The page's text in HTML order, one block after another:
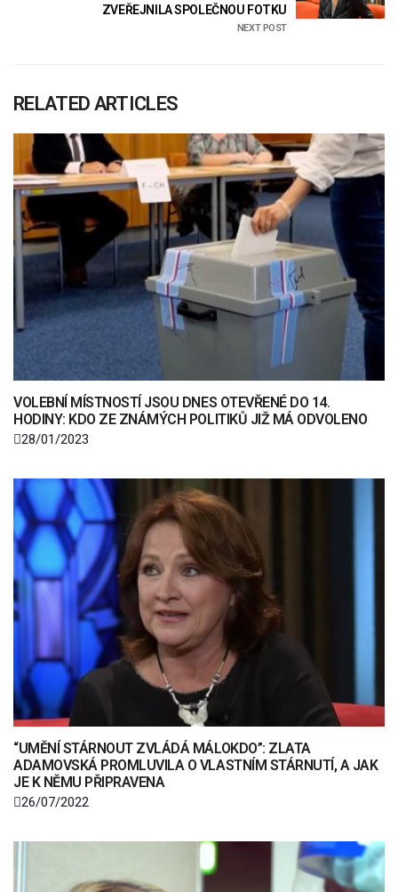
ZVEŘEJNILA SPOLEČNOU FOTKU
NEXT POST
RELATED ARTICLES
VOLEBNÍ MÍSTNOSTÍ JSOU DNES OTEVŘENÉ DO 14.
HODINY: KDO ZE ZNÁMÝCH POLITIKŮ JIŽ MÁ ODVOLENO
28/01/2023
“UMĚNÍ STÁRNOUT ZVLÁDÁ MÁLOKDO”: ZLATA
ADAMOVSKÁ PROMLUVILA O VLASTNÍM STÁRNUTÍ, A JAK
JE K NĚMU PŘIPRAVENA
26/07/2022